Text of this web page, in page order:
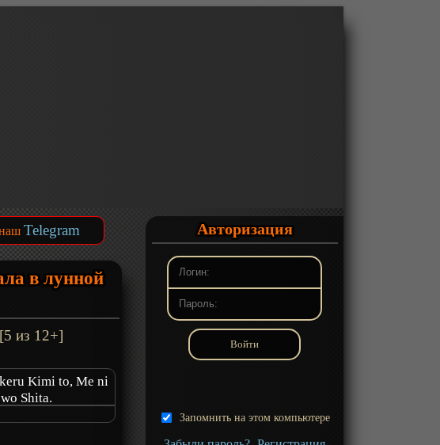
Telegram
в лунной
из 12+]
Kimi to, Me ni
Shita.
Kimi to, Me ni
Авторизация
Запомнить на этом компьютере